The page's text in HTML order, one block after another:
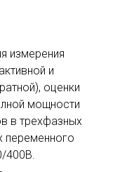
измерения
и
оценки
мощности
в трехфазных
переменного
400В.